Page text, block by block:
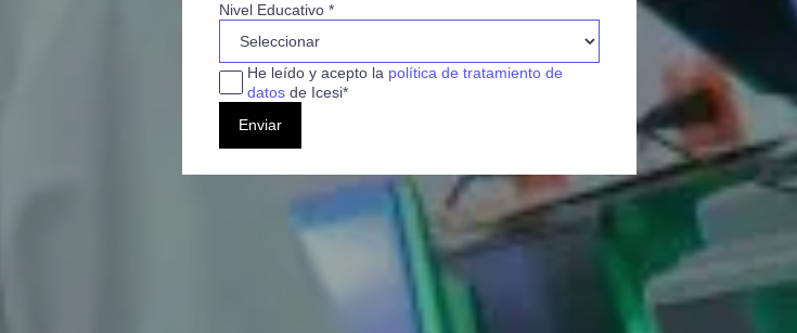
Nivel Educativo *
He leído y acepto la política de tratamiento de
datosde Icesi*